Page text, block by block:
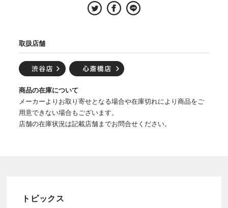
取扱店舗
商品の在庫について
メーカーよりお取り寄せとなる場合や在庫切れにより商品をご
用意できない場合もございます。
店舗の在庫状況は記載店舗までお問合せください。
トピックス